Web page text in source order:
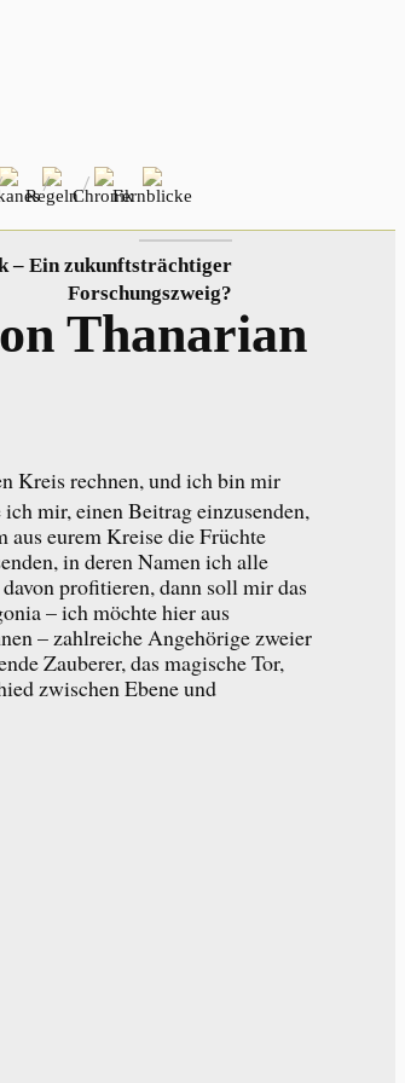
RegelnChronikFernblicke
Thanarian
Kreis rechnen, und ich bin mir
mir, einen Beitrag einzusenden,
aus eurem Kreise die Früchte
in deren Namen ich alle
profitieren, dann soll mir das
– ich möchte hier aus
– zahlreiche Angehörige zweier
Zauberer, das magische Tor,
zwischen Ebene und
– Ein zukunftsträchtiger
Forschungszweig?